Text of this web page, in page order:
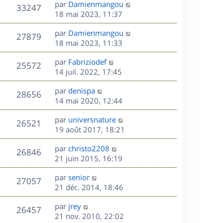
s
n
i
e
r
m
e
s
s
a
g
e
33247V
u
s
D
e
r
n
i
e
r
m
e
s
s
a
g
e
par Damienmangou
18 mai 2023, 11:37
27879V
u
e
D
e
r
n
i
e
r
m
e
s
s
a
g
e
par Damienmangou
18 mai 2023, 11:33
25572V
u
e
D
e
r
n
i
e
r
m
e
s
s
a
g
e
par Fabriziodef
14 juil. 2022, 17:45
28656V
u
D
e
r
n
i
e
r
m
e
s
s
a
g
e
par denispa
14 mai 2020, 12:44
26521
u
e
s
D
e
r
n
i
e
r
m
e
s
s
par universnature
19 août 2017, 18:21
26846V
u
s
D
e
r
n
i
e
r
m
par christo2208
21 juin 2015, 16:19
27057V
u
D
e
r
n
i
par senior
21 déc. 2014, 18:46
26457V
D
e
par jrey
21 nov. 2010, 22:02